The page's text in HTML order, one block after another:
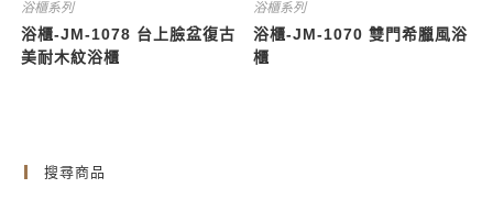
浴櫃系列
浴櫃-JM-1078 台上臉盆復古
美耐木紋浴櫃
浴櫃系列
浴櫃-JM-1070 雙門希臘風浴
櫃
搜尋商品